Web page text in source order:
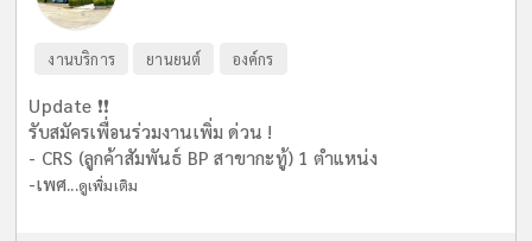
งานบริการ ยานยนต์ องค์กร
Update ❗️❗️
รับสมัครเพื่อนร่วมงานเพิ่ม ด่วน !
- CRS (ลูกค้าสัมพันธ์ BP สาขากะทู้) 1 ตำแหน่ง
-เพศ...ดูเพิ่มเติม